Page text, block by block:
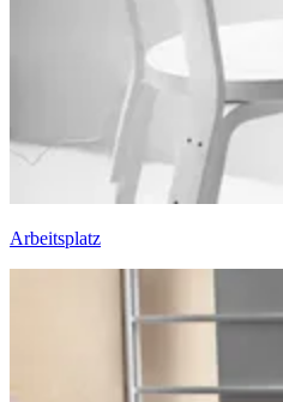
Arbeitsplatz